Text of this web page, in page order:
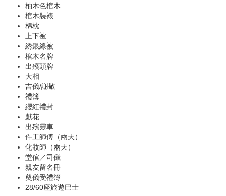
柚木色棺木
棺木裝裱
棉枕
上下被
綉銀線被
棺木名牌
出殯頭牌
大相
吉儀/謝敬
禮簿
纓紅禮封
獻花
出殯靈車
仵工師傅（兩天）
化妝師（兩天）
堂倌／司儀
親友留名冊
奠儀受禮簿
28/60座旅遊巴士